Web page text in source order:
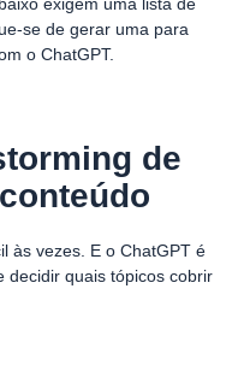
se de gerar uma para
o ChatGPT.
de
às vezes. E o ChatGPT é
decidir quais tópicos cobrir